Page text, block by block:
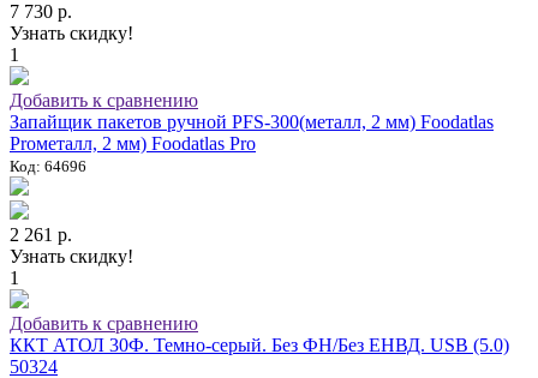
7 730 р.
Узнать скидку!
1
Добавить к сравнению
Запайщик пакетов ручной PFS-300(металл, 2 мм) Foodatlas
Proметалл, 2 мм) Foodatlas Pro
Код: 64696
2 261 р.
Узнать скидку!
1
Добавить к сравнению
ККТ АТОЛ 30Ф. Темно-серый. Без ФН/Без ЕНВД. USB (5.0)
50324